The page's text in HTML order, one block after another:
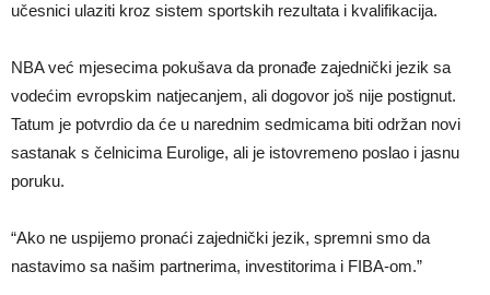
učesnici ulaziti kroz sistem sportskih rezultata i kvalifikacija.
NBA već mjesecima pokušava da pronađe zajednički jezik sa
vodećim evropskim natjecanjem, ali dogovor još nije postignut.
Tatum je potvrdio da će u narednim sedmicama biti održan novi
sastanak s čelnicima Eurolige, ali je istovremeno poslao i jasnu
poruku.
“Ako ne uspijemo pronaći zajednički jezik, spremni smo da
nastavimo sa našim partnerima, investitorima i FIBA-om.”